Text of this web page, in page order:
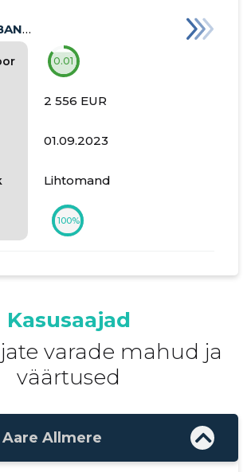
LIVIKO KAUBANDUSE OÜ
0.01
2 556 EUR
01.09.2023
Lihtomand
100%
Kasusaajad
varade mahud ja
väärtused
Aare Allmere